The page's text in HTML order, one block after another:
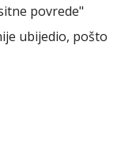
povrede"
ubijedio, pošto